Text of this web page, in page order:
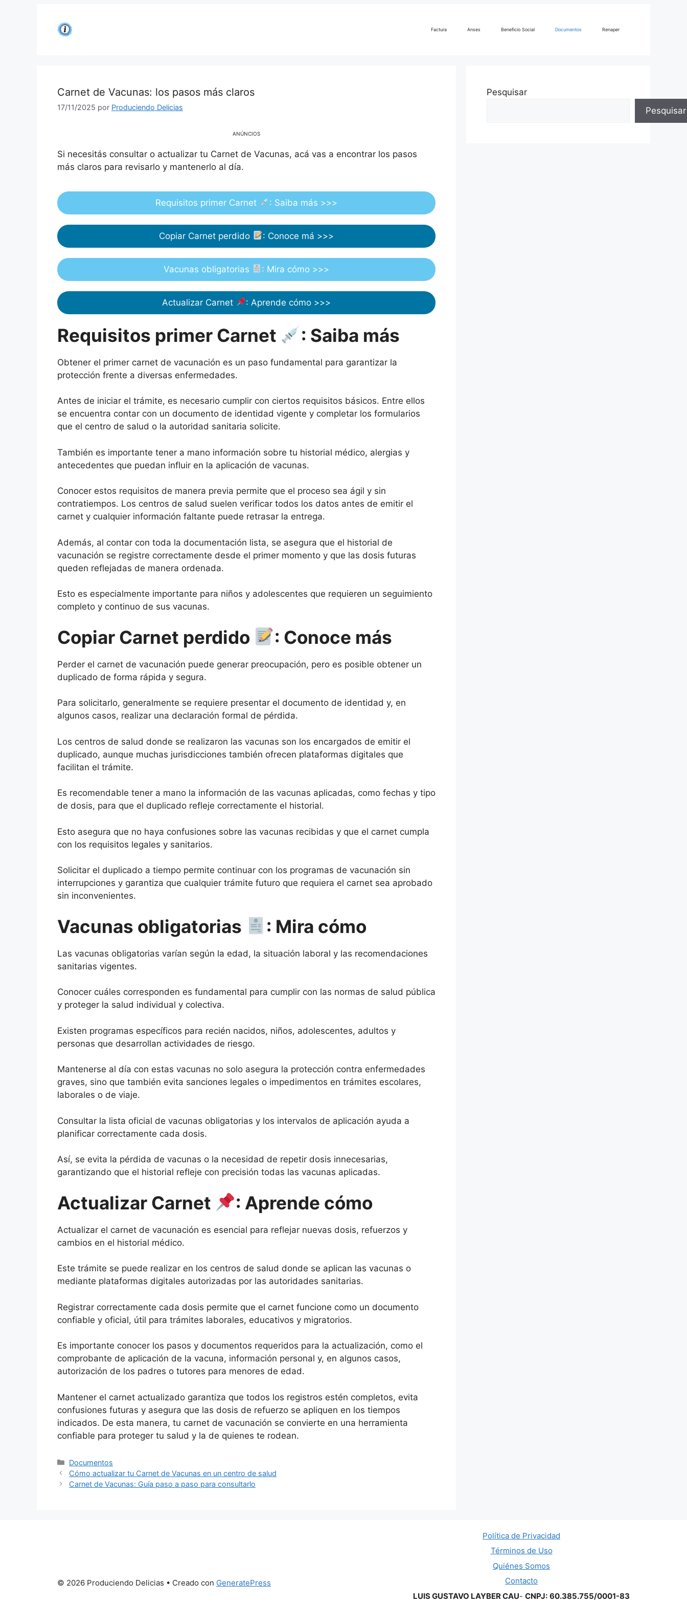
Factura Anses Beneficio Social Documentos Renaper
Carnet de Vacunas: los pasos más claros
17/11/2025 por Produciendo Delicias
ANÚNCIOS
Si necesitás consultar o actualizar tu Carnet de Vacunas, acá vas a encontrar los pasos
más claros para revisarlo y mantenerlo al día.
Requisitos primer Carnet : Saiba más >>>
Copiar Carnet perdido : Conoce má >>>
Vacunas obligatorias : Mira cómo >>>
Actualizar Carnet : Aprende cómo >>>
Requisitos primer Carnet : Saiba más
Obtener el primer carnet de vacunación es un paso fundamental para garantizar la
protección frente a diversas enfermedades.
Antes de iniciar el trámite, es necesario cumplir con ciertos requisitos básicos. Entre ellos
se encuentra contar con un documento de identidad vigente y completar los formularios
que el centro de salud o la autoridad sanitaria solicite.
También es importante tener a mano información sobre tu historial médico, alergias y
antecedentes que puedan influir en la aplicación de vacunas.
Conocer estos requisitos de manera previa permite que el proceso sea ágil y sin
contratiempos. Los centros de salud suelen verificar todos los datos antes de emitir el
carnet y cualquier información faltante puede retrasar la entrega.
Además, al contar con toda la documentación lista, se asegura que el historial de
vacunación se registre correctamente desde el primer momento y que las dosis futuras
queden reflejadas de manera ordenada.
Esto es especialmente importante para niños y adolescentes que requieren un seguimiento
completo y continuo de sus vacunas.
Copiar Carnet perdido : Conoce más
Perder el carnet de vacunación puede generar preocupación, pero es posible obtener un
duplicado de forma rápida y segura.
Para solicitarlo, generalmente se requiere presentar el documento de identidad y, en
algunos casos, realizar una declaración formal de pérdida.
Los centros de salud donde se realizaron las vacunas son los encargados de emitir el
duplicado, aunque muchas jurisdicciones también ofrecen plataformas digitales que
facilitan el trámite.
Es recomendable tener a mano la información de las vacunas aplicadas, como fechas y tipo
de dosis, para que el duplicado refleje correctamente el historial.
Esto asegura que no haya confusiones sobre las vacunas recibidas y que el carnet cumpla
con los requisitos legales y sanitarios.
Solicitar el duplicado a tiempo permite continuar con los programas de vacunación sin
interrupciones y garantiza que cualquier trámite futuro que requiera el carnet sea aprobado
sin inconvenientes.
Vacunas obligatorias : Mira cómo
Las vacunas obligatorias varían según la edad, la situación laboral y las recomendaciones
sanitarias vigentes.
Conocer cuáles corresponden es fundamental para cumplir con las normas de salud pública
y proteger la salud individual y colectiva.
Existen programas específicos para recién nacidos, niños, adolescentes, adultos y
personas que desarrollan actividades de riesgo.
Mantenerse al día con estas vacunas no solo asegura la protección contra enfermedades
graves, sino que también evita sanciones legales o impedimentos en trámites escolares,
laborales o de viaje.
Consultar la lista oficial de vacunas obligatorias y los intervalos de aplicación ayuda a
planificar correctamente cada dosis.
Así, se evita la pérdida de vacunas o la necesidad de repetir dosis innecesarias,
garantizando que el historial refleje con precisión todas las vacunas aplicadas.
Actualizar Carnet : Aprende cómo
Actualizar el carnet de vacunación es esencial para reflejar nuevas dosis, refuerzos y
cambios en el historial médico.
Este trámite se puede realizar en los centros de salud donde se aplican las vacunas o
mediante plataformas digitales autorizadas por las autoridades sanitarias.
Registrar correctamente cada dosis permite que el carnet funcione como un documento
confiable y oficial, útil para trámites laborales, educativos y migratorios.
Es importante conocer los pasos y documentos requeridos para la actualización, como el
comprobante de aplicación de la vacuna, información personal y, en algunos casos,
autorización de los padres o tutores para menores de edad.
Mantener el carnet actualizado garantiza que todos los registros estén completos, evita
confusiones futuras y asegura que las dosis de refuerzo se apliquen en los tiempos
indicados. De esta manera, tu carnet de vacunación se convierte en una herramienta
confiable para proteger tu salud y la de quienes te rodean.
Categorías
Documentos
Cómo actualizar tu Carnet de Vacunas en un centro de salud
Carnet de Vacunas: Guía paso a paso para consultarlo
Pesquisar
Pesquisar
Política de Privacidad
Términos de Uso
Quiénes Somos
Contacto
LUIS GUSTAVO LAYBER CAU- CNPJ: 60.385.755/0001-83
© 2026 Produciendo Delicias • Creado con GeneratePress